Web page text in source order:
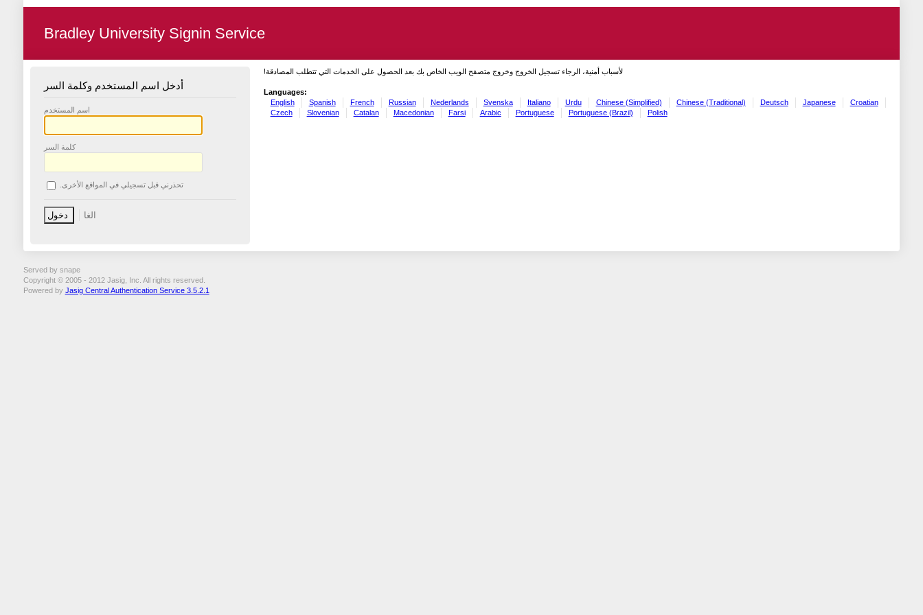
Bradley University Signin Service
أدخل اسم المستخدم وكلمة السر
اسم المستخدم
كلمة السر
تحذرني قبل تسجيلي في المواقع الأخرى.
لأسباب أمنية، الرجاء تسجيل الخروج وخروج متصفح الويب الخاص بك بعد الحصول على الخدمات التي تتطلب المصادقة!
Languages:
English
Spanish French Russian Nederlands Svenska Italiano Urdu Chinese (Simplified) Chinese (Traditional) Deutsch Japanese
Croatian
Czech
Slovenian Catalan Macedonian Farsi Arabic Portuguese Portuguese (Brazil) Polish
Served by snape
Copyright © 2005 - 2012 Jasig, Inc. All rights reserved.
Powered by Jasig Central Authentication Service 3.5.2.1